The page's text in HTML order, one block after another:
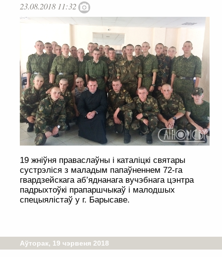
23.08.2018 11:32
19 жніўня праваслаўны і каталіцкі святары
сустрэліся з маладым папаўненнем 72-га
гвардзейскага аб’яднанага вучэбнага цэнтра
падрыхтоўкі прапаршчыкаў і малодшых
спецыялістаў у г. Барысаве.
Аўторак, 19 чэрвеня 2018